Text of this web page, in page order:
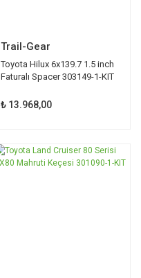
Trail-Gear
Toyota Hilux 6x139.7 1.5 inch
Faturalı Spacer 303149-1-KIT
₺ 13.968,00